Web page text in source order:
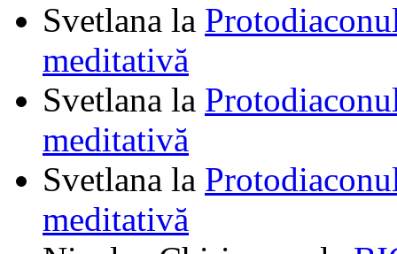
Svetlana la
meditativă
Svetlana la
meditativă
Svetlana la
meditativă